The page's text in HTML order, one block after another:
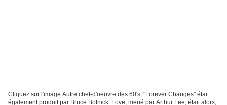
Cliquez sur l'image Autre chef-d'oeuvre des 60's, "Forever Changes" était
également produit par Bruce Botnick. Love, mené par Arthur Lee, était alors,